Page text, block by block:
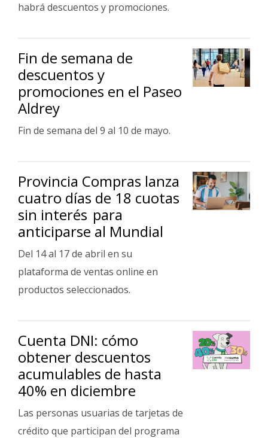
de
Familia
Clasificados
Fúnebres
habrá descuentos y promociones.
Fin de semana de
descuentos y
promociones en el Paseo
Aldrey
Fin de semana del 9 al 10 de mayo.
Provincia Compras lanza
cuatro días de 18 cuotas
sin interés para
anticiparse al Mundial
Del 14 al 17 de abril en su
plataforma de ventas online en
productos seleccionados.
Cuenta DNI: cómo
obtener descuentos
acumulables de hasta
40% en diciembre
Las personas usuarias de tarjetas de
crédito que participan del programa